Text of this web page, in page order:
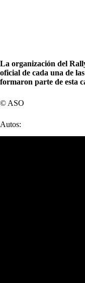
La organización del
oficial de cada una de
formaron parte de esta
© ASO
Autos: